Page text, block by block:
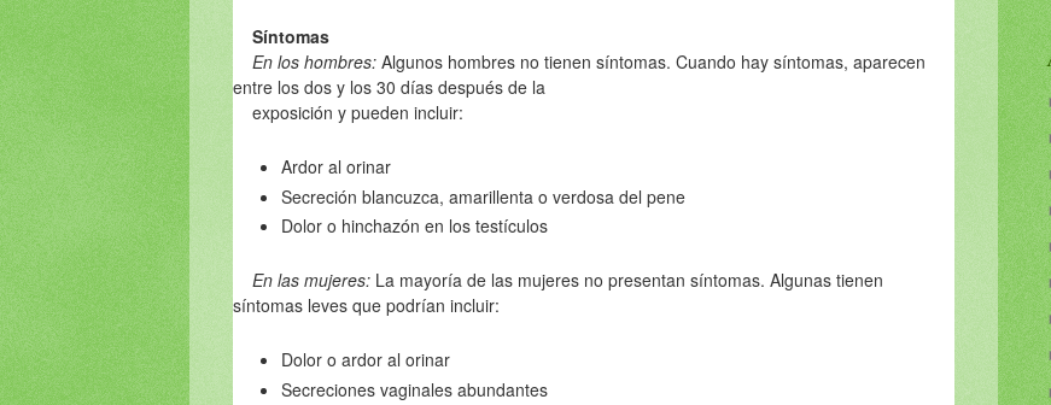
Síntomas
En los hombres: Algunos hombres no tienen síntomas. Cuando hay síntomas, aparecen
entre los dos y los 30 días después de la
exposición y pueden incluir:
Ardor al orinar
Secreción blancuzca, amarillenta o verdosa del pene
Dolor o hinchazón en los testículos
En las mujeres: La mayoría de las mujeres no presentan síntomas. Algunas tienen
síntomas leves que podrían incluir:
Dolor o ardor al orinar
Secreciones vaginales abundantes